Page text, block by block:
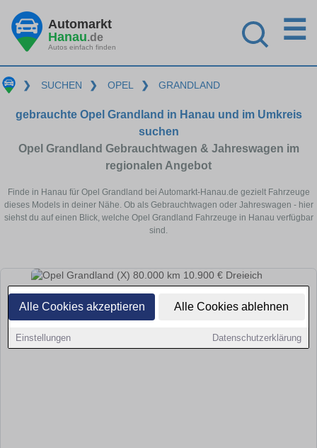
Alle Cookies akzeptieren Alle Cookies ablehnen
Einstellungen Datenschutzerklärung
Automarkt
Hanau.de
Autos einfach finden
☰
❯ SUCHEN ❯ OPEL ❯ GRANDLAND
gebrauchte Opel Grandland in Hanau und im Umkreis
suchen
Opel Grandland Gebrauchtwagen & Jahreswagen im
regionalen Angebot
Finde in Hanau für Opel Grandland bei Automarkt-Hanau.de gezielt Fahrzeuge
dieses Models in deiner Nähe. Ob als Gebrauchtwagen oder Jahreswagen - hier
siehst du auf einen Blick, welche Opel Grandland Fahrzeuge in Hanau verfügbar
sind.